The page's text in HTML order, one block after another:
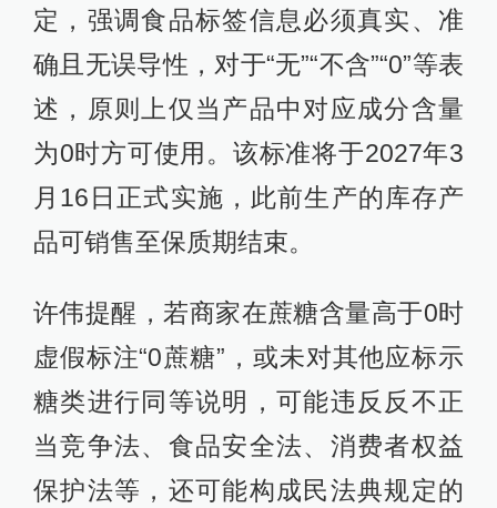
定，强调食品标签信息必须真实、准
确且无误导性，对于“无”“不含”“0”等表
述，原则上仅当产品中对应成分含量
为0时方可使用。该标准将于2027年3
月16日正式实施，此前生产的库存产
品可销售至保质期结束。
许伟提醒，若商家在蔗糖含量高于0时
虚假标注“0蔗糖”，或未对其他应标示
糖类进行同等说明，可能违反反不正
当竞争法、食品安全法、消费者权益
保护法等，还可能构成民法典规定的